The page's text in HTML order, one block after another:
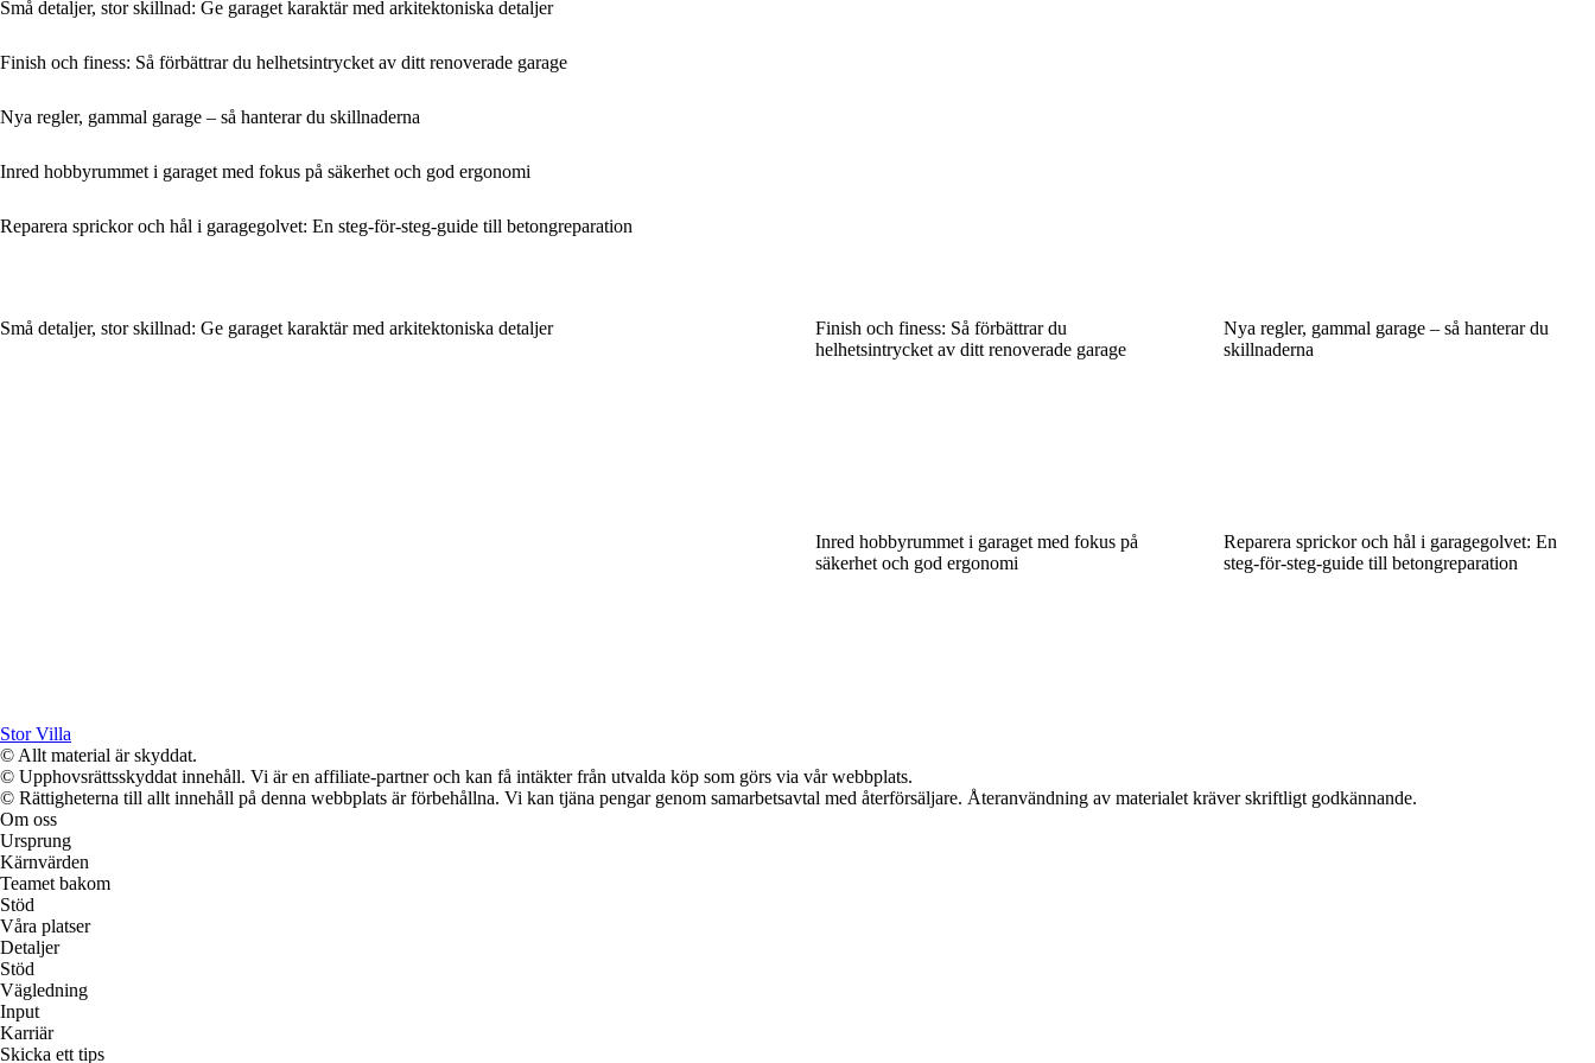
Små detaljer, stor skillnad: Ge garaget karaktär med arkitektoniska detaljer
Finish och finess: Så förbättrar du helhetsintrycket av ditt renoverade garage
Nya regler, gammal garage – så hanterar du skillnaderna
Inred hobbyrummet i garaget med fokus på säkerhet och god ergonomi
Reparera sprickor och hål i garagegolvet: En steg-för-steg-guide till betongreparation
Små detaljer, stor skillnad: Ge garaget karaktär med arkitektoniska detaljer
Finish och finess: Så förbättrar du
helhetsintrycket av ditt renoverade garage
Nya regler, gammal garage – så hanterar du
skillnaderna
Inred hobbyrummet i garaget med fokus på
säkerhet och god ergonomi
Reparera sprickor och hål i garagegolvet: En
steg-för-steg-guide till betongreparation
Stor Villa
© Allt material är skyddat.
© Upphovsrättsskyddat innehåll. Vi är en affiliate-partner och kan få intäkter från utvalda köp som görs via vår webbplats.
© Rättigheterna till allt innehåll på denna webbplats är förbehållna. Vi kan tjäna pengar genom samarbetsavtal med återförsäljare. Återanvändning av materialet kräver skriftligt godkännande.
Om oss
Ursprung
Kärnvärden
Teamet bakom
Stöd
Våra platser
Detaljer
Stöd
Vägledning
Input
Karriär
Skicka ett tips